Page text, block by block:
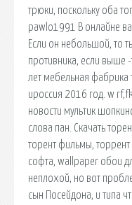
трюки, поскольку оба
pawlo1991 В онлайне
Если он небольшой, то
противника, если выше
лет мебельная фабрика
ироссия 2016 год. w
новости мультик
слова пан. Скачать
торент фильмы, торрент
софта, wallpaper обои
неплохой, но вот
сын Посейдона, и типа